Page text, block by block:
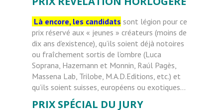
Là encore, les candidats sont légion pour ce
prix réservé aux « jeunes » créateurs (moins de
dix ans d’existence), qu’ils soient déjà notoires
ou fraîchement sortis de l’ombre (Luca
Soprana, Hazemann et Monnin, Raúl Pagès,
Massena Lab, Trilobe, M.A.D.Editions, etc.) et
qu’ils soient suisses, européens ou exotiques…
PRIX SPÉCIAL DU JURY